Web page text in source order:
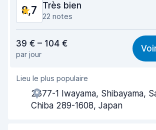
État du véhicule
8,7 Très bien
22 notes
Recherche facile
Agent serviable
Prise en charge rapide
39 € – 104 €
par jour
Lieu le plus populaire
2377-1 Iwayama, Shibayama,
Chiba 289-1608, Japan